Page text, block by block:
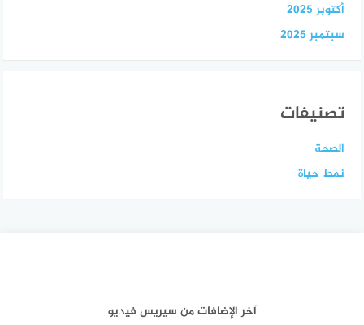
أكتوبر 2025
سبتمبر 2025
تصنيفات
الصحة
نمط حياة
آخر الإضافات من سيريس فيديو